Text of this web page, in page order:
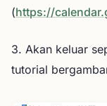
(https://
3. Akan keluar
tutorial